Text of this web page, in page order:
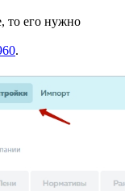
то его нужно
.